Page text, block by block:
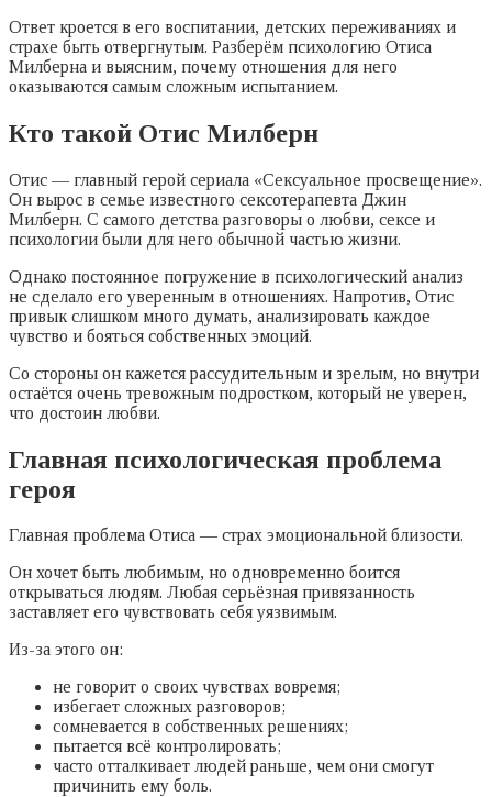
Ответ кроется в его воспитании, детских переживаниях и
страхе быть отвергнутым. Разберём психологию Отиса
Милберна и выясним, почему отношения для него
оказываются самым сложным испытанием.
Кто такой Отис Милберн
Отис — главный герой сериала «Сексуальное просвещение».
Он вырос в семье известного сексотерапевта Джин
Милберн. С самого детства разговоры о любви, сексе и
психологии были для него обычной частью жизни.
Однако постоянное погружение в психологический анализ
не сделало его уверенным в отношениях. Напротив, Отис
привык слишком много думать, анализировать каждое
чувство и бояться собственных эмоций.
Со стороны он кажется рассудительным и зрелым, но внутри
остаётся очень тревожным подростком, который не уверен,
что достоин любви.
Главная психологическая проблема
героя
Главная проблема Отиса — страх эмоциональной близости.
Он хочет быть любимым, но одновременно боится
открываться людям. Любая серьёзная привязанность
заставляет его чувствовать себя уязвимым.
Из-за этого он:
не говорит о своих чувствах вовремя;
избегает сложных разговоров;
сомневается в собственных решениях;
пытается всё контролировать;
часто отталкивает людей раньше, чем они смогут
причинить ему боль.